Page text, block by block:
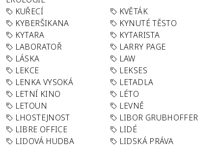
KUŘECÍ
KVĚTÁK
KYBERŠIKANA
KYNUTÉ TĚSTO
KYTARA
KYTARISTA
LABORATOŘ
LARRY PAGE
LÁSKA
LAW
LEKCE
LEKSES
LENKA VYSOKÁ
LETADLA
LETNÍ KINO
LÉTO
LETOUN
LEVNĚ
LHOSTEJNOST
LIBOR GRUBHOFFER
LIBRE OFFICE
LIDÉ
LIDOVÁ HUDBA
LIDSKÁ PRÁVA